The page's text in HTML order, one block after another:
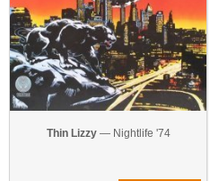
Thin Lizzy— Nightlife '74